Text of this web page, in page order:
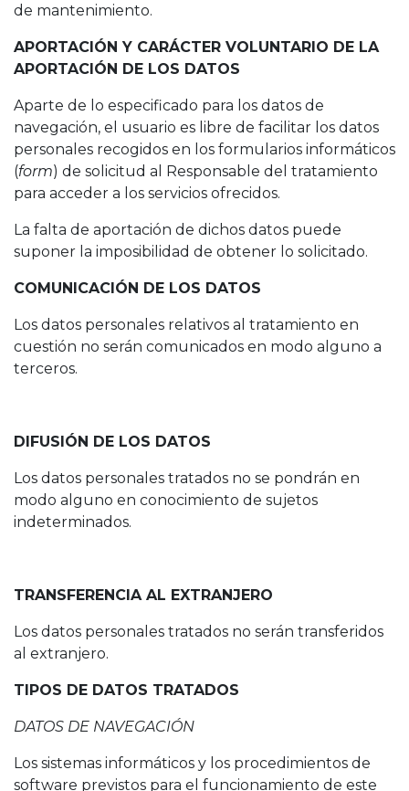
de mantenimiento.
APORTACIÓN Y CARÁCTER VOLUNTARIO DE LA
APORTACIÓN DE LOS DATOS
Aparte de lo especificado para los datos de
navegación, el usuario es libre de facilitar los datos
personales recogidos en los formularios informáticos
(form) de solicitud al Responsable del tratamiento
para acceder a los servicios ofrecidos.
La falta de aportación de dichos datos puede
suponer la imposibilidad de obtener lo solicitado.
COMUNICACIÓN DE LOS DATOS
Los datos personales relativos al tratamiento en
cuestión no serán comunicados en modo alguno a
terceros.
DIFUSIÓN DE LOS DATOS
Los datos personales tratados no se pondrán en
modo alguno en conocimiento de sujetos
indeterminados.
TRANSFERENCIA AL EXTRANJERO
Los datos personales tratados no serán transferidos
al extranjero.
TIPOS DE DATOS TRATADOS
DATOS DE NAVEGACIÓN
Los sistemas informáticos y los procedimientos de
software previstos para el funcionamiento de este